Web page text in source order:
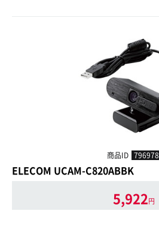
商品ID 796978
ELECOM UCAM-C820ABBK
5,922円